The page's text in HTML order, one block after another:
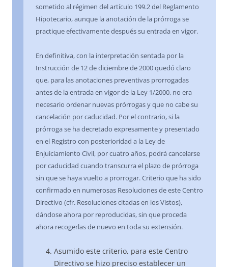
sometido al régimen del artículo 199.2 del Reglamento
Hipotecario, aunque la anotación de la prórroga se
practique efectivamente después su entrada en vigor.
En definitiva, con la interpretación sentada por la
Instrucción de 12 de diciembre de 2000 quedó claro
que, para las anotaciones preventivas prorrogadas
antes de la entrada en vigor de la Ley 1/2000, no era
necesario ordenar nuevas prórrogas y que no cabe su
cancelación por caducidad. Por el contrario, si la
prórroga se ha decretado expresamente y presentado
en el Registro con posterioridad a la Ley de
Enjuiciamiento Civil, por cuatro años, podrá cancelarse
por caducidad cuando transcurra el plazo de prórroga
sin que se haya vuelto a prorrogar. Criterio que ha sido
confirmado en numerosas Resoluciones de este Centro
Directivo (cfr. Resoluciones citadas en los Vistos),
dándose ahora por reproducidas, sin que proceda
ahora recogerlas de nuevo en toda su extensión.
Asumido este criterio, para este Centro
Directivo se hizo preciso establecer un